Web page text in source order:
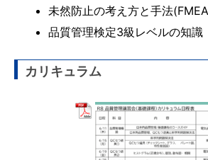
未然防止の考え方と手法
品質管理検定3級レベルの知識
カリキュラム